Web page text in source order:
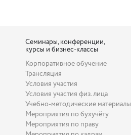
Семинары, конференции,
курсы и бизнес-классы
Корпоративное обучение
Трансляция
Условия участия
Условия участия физ. лица
Учебно-методические материалы
Мероприятия по бухучёту
Мероприятия по праву